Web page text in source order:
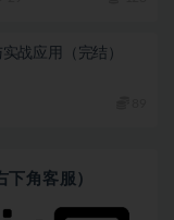
战应用（完结）
角客服）